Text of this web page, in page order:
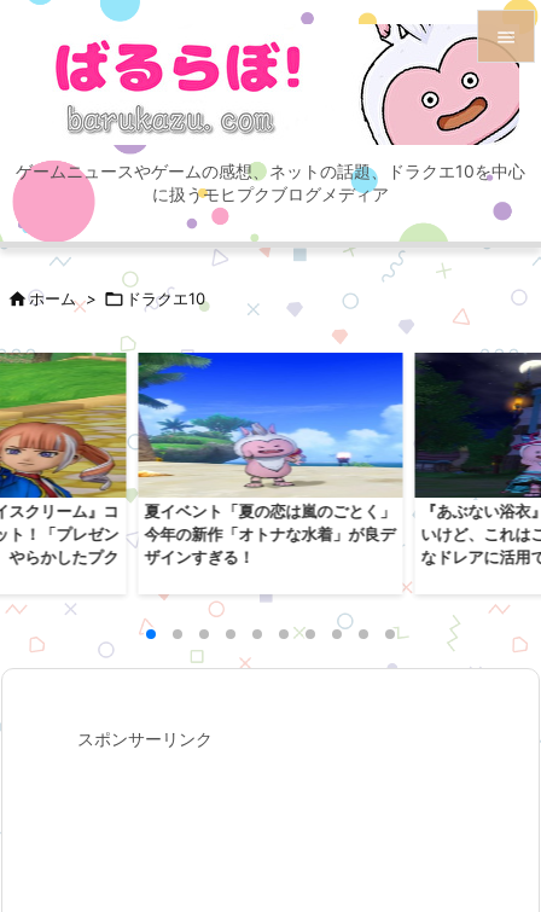
ゲームニュースやゲームの感想、ネットの話題、ドラクエ10を中心
に扱うモヒプクブログメディア

メニュ

サイド

次へ
検索
ホーム >  ドラクエ10
スクリーム』コ
ト！「プレゼン
やらかしたプク
夏イベント「夏の恋は嵐のごとく」
今年の新作「オトナな水着」が良デ
ザインすぎる！
『あぶない浴
いけど、これは
なドレアに活用
スポンサーリンク